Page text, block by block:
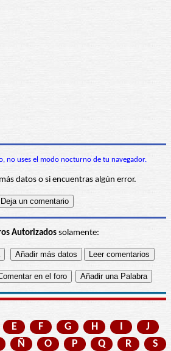
no uses el modo nocturno de tu navegador.
datos o si encuentras algún error.
Autorizadossolamente:
E F G H I
J
Ñ O P Q R
S